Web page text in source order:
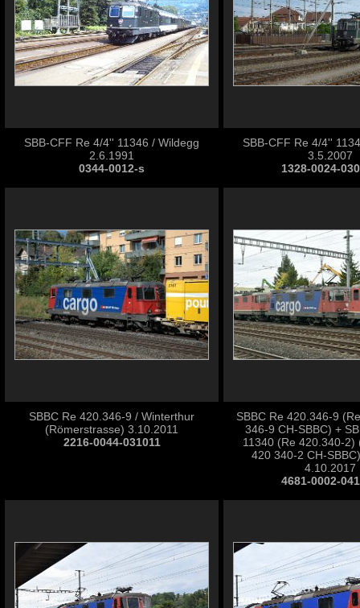
SBB-CFF Re 4/4'' 11346 / Wildegg
2.6.1991
0344-0012-s
SBB-CFF Re 4/4''
3.5.2007
1328-0024-
SBBC Re 420.346-9 / Winterthur
(Römerstrasse) 3.10.2011
2216-0044-031011
SBBC Re 420.346-9
346-9 CH-SBBC) +
11340 (Re 420.340-2)
420 340-2 CH-
4.10.2017
4681-0002-